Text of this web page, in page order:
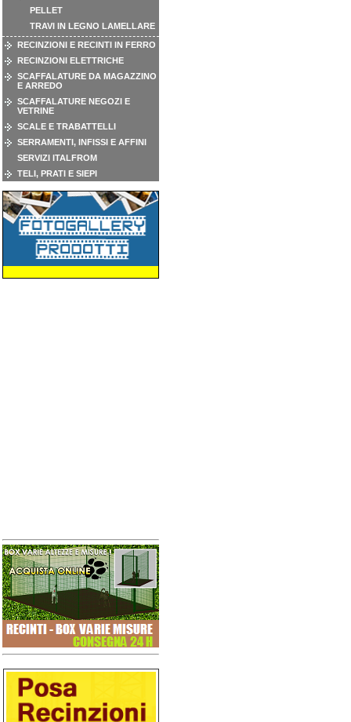
PELLET
TRAVI IN LEGNO LAMELLARE
RECINZIONI E RECINTI IN FERRO
RECINZIONI ELETTRICHE
SCAFFALATURE DA MAGAZZINO
E ARREDO
SCAFFALATURE NEGOZI E
VETRINE
SCALE E TRABATTELLI
SERRAMENTI, INFISSI E AFFINI
SERVIZI ITALFROM
TELI, PRATI E SIEPI